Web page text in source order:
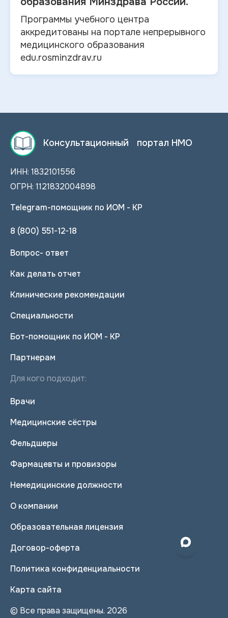
Программы учебного центра
аккредитованы на портале непрерывного
медицинского образования
edu.rosminzdrav.ru
Консультационный портал НМО
ИНН: 1832101556
ОГРН: 1121832004898
Telegram-помощник по ИОМ - КР
8 (800) 551-12-18
Вопрос- ответ
Как делать отчет
Клинические рекомендации
Специальности
Бот-помощник по ИОМ - КР
Партнерам
Для кого подходит:
Врачи
Медицинские сёстры
Фельдшеры
Фармацевты и провизоры
Немедицинские должности
О компании
Образовательная лицензия
Договор-оферта
Политика конфиденциальности
Карта сайта
© Все права защищены. 2026